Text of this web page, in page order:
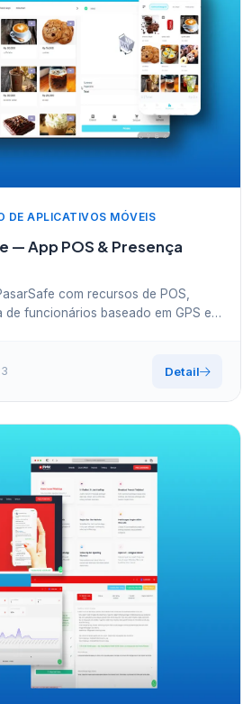
DE APLICATIVOS MÓVEIS
— App POS & Presença
com recursos de POS,
funcionários baseado em GPS e
Detail